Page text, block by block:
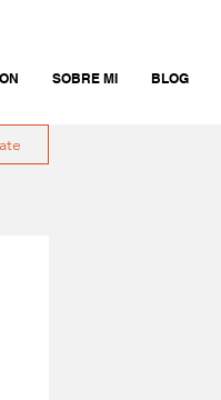
SOBRE MI BLOG